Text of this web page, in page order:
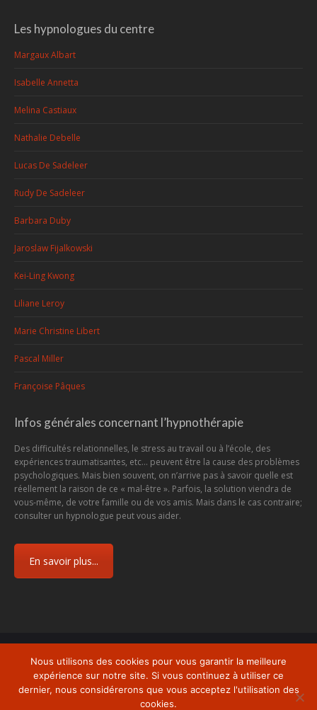
Les hypnologues du centre
Margaux Albart
Isabelle Annetta
Melina Castiaux
Nathalie Debelle
Lucas De Sadeleer
Rudy De Sadeleer
Barbara Duby
Jaroslaw Fijalkowski
Kei-Ling Kwong
Liliane Leroy
Marie Christine Libert
Pascal Miller
Françoise Pâques
Infos générales concernant l’hypnothérapie
Des difficultés relationnelles, le stress au travail ou à l’école, des
expériences traumatisantes, etc... peuvent être la cause des problèmes
psychologiques. Mais bien souvent, on n’arrive pas à savoir quelle est
réellement la raison de ce « mal-être ». Parfois, la solution viendra de
vous-même, de votre famille ou de vos amis. Mais dans le cas contraire;
consulter un hypnologue peut vous aider.
En savoir plus...
Copyright © 2026Centre d'Hypnose et d'Hypnothérapie Charleroi , tous
Powered by
Privium – Des services qui soutiennent vos soins. Pour
Nous utilisons des cookies pour vous garantir la meilleure
expérience sur notre site. Si vous continuez à utiliser ce
dernier, nous considérerons que vous acceptez l'utilisation des
cookies.